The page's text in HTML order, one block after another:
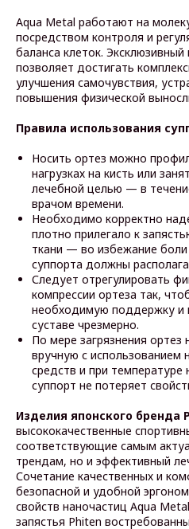
Aqua Metal работают на
посредством контроля и
баланса клеток.
позволяет достигать
улучшения самочувствия,
повышения физической
Правила использования
Носить ортез можно
нагрузках на кисть или
лечебной целью — в
врачом времени.
Необходимо корректно
плотно прилегало к
ткани — во избежание
суппорта должны
Следует отрегулировать
компрессии ортеза так,
необходимую поддержку и
суставе чрезмерно.
По мере загрязнения
вручную с использованием
средств и при
суппорт не потеряет
Изделия японского бренда
высококачественные
соответствующие самым
трендам, но и эффективный
Сочетание качественных и
безопасной и удобной
свойств наночастиц Aqua
запястья Phiten